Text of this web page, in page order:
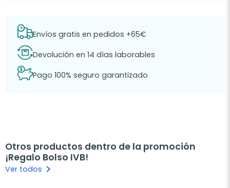
Envíos gratis en pedidos +65€
Devolución en 14 días laborables
Pago 100% seguro garantizado
Otros productos dentro de la promoción
¡Regalo Bolso IVB!
Ver todos keyboard_arrow_right